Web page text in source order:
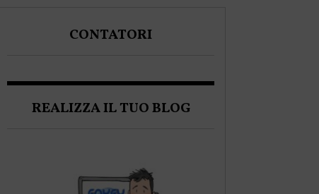
CONTATORI
REALIZZA IL TUO BLOG